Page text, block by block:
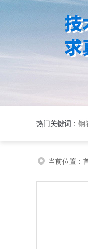
热门关键词： 钢
当前位置：